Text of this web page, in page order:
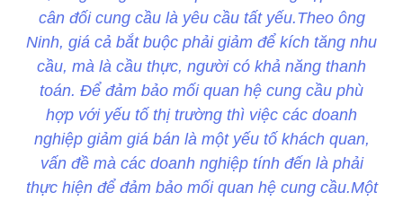
cân đối cung cầu là yêu cầu tất yếu.Theo ông
Ninh, giá cả bắt buộc phải giảm để kích tăng nhu
cầu, mà là cầu thực, người có khả năng thanh
toán. Để đảm bảo mối quan hệ cung cầu phù
hợp với yếu tố thị trường thì việc các doanh
nghiệp giảm giá bán là một yếu tố khách quan,
vấn đề mà các doanh nghiệp tính đến là phải
thực hiện để đảm bảo mối quan hệ cung cầu.Một